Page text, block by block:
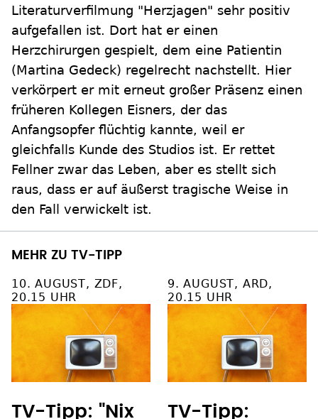
Literaturverfilmung "Herzjagen" sehr positiv
aufgefallen ist. Dort hat er einen
Herzchirurgen gespielt, dem eine Patientin
(Martina Gedeck) regelrecht nachstellt. Hier
verkörpert er mit erneut großer Präsenz einen
früheren Kollegen Eisners, der das
Anfangsopfer flüchtig kannte, weil er
gleichfalls Kunde des Studios ist. Er rettet
Fellner zwar das Leben, aber es stellt sich
raus, dass er auf äußerst tragische Weise in
den Fall verwickelt ist.
MEHR ZU TV-TIPP
10. AUGUST, ZDF,
20.15 UHR
TV-Tipp: "Nix
9. AUGUST, ARD,
20.15 UHR
TV-Tipp: